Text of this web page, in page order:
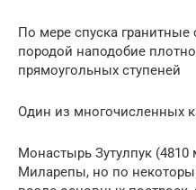
По мере спуска
породой наподобие
прямоугольных ступеней
Один из многочисленных
Монастырь Зутулпук
Миларепы, но по